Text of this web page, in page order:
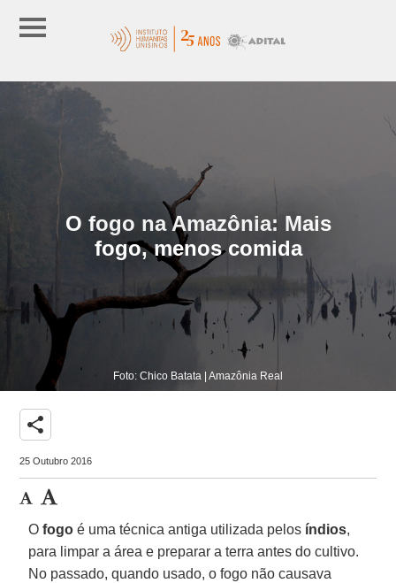
O fogo na Amazônia: Mais
fogo, menos comida
Foto: Chico Batata | Amazônia Real
share
25 Outubro 2016
Ofogo é uma técnica antiga utilizada pelos índios,
para limpar a área e preparar a terra antes do cultivo.
No passado, quando usado, o fogo não causava